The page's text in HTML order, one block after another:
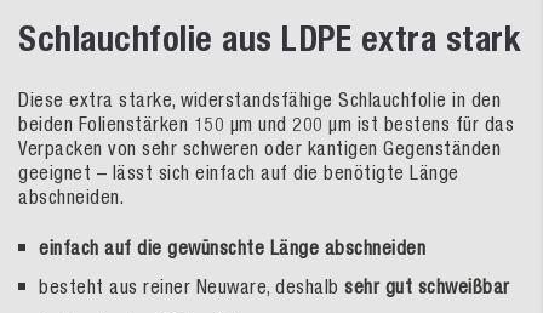
Schlauchfolie aus LDPE extra stark
Diese extra starke, widerstandsfähige Schlauchfolie in den
beiden Folienstärken 150 µm und 200 µm ist bestens für das
Verpacken von sehr schweren oder kantigen Gegenständen
geeignet – lässt sich einfach auf die benötigte Länge
abschneiden.
einfach auf die gewünschte Länge abschneiden
besteht aus reiner Neuware, deshalb sehr gut schweißbar